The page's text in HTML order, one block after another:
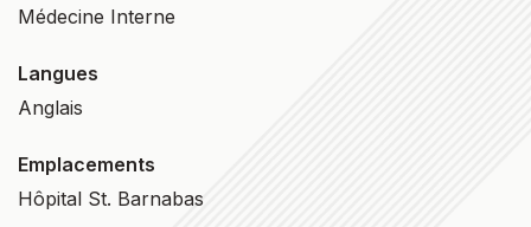
Médecine Interne
Langues
Anglais
Emplacements
Hôpital St. Barnabas